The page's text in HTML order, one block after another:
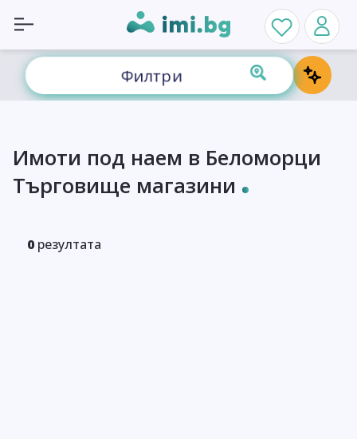
Филтри
Имоти под наем в Беломорци
Търговище магазини
0 резултата